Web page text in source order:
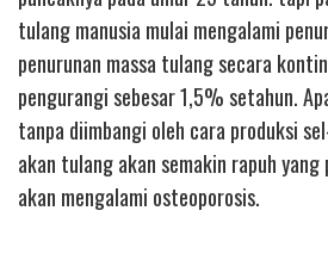
tulang manusia mulai mengalami
penurunan massa tulang secara
pengurangi sebesar 1,5% setahun.
tanpa diimbangi oleh cara produksi
akan tulang akan semakin rapuh
akan mengalami osteoporosis.